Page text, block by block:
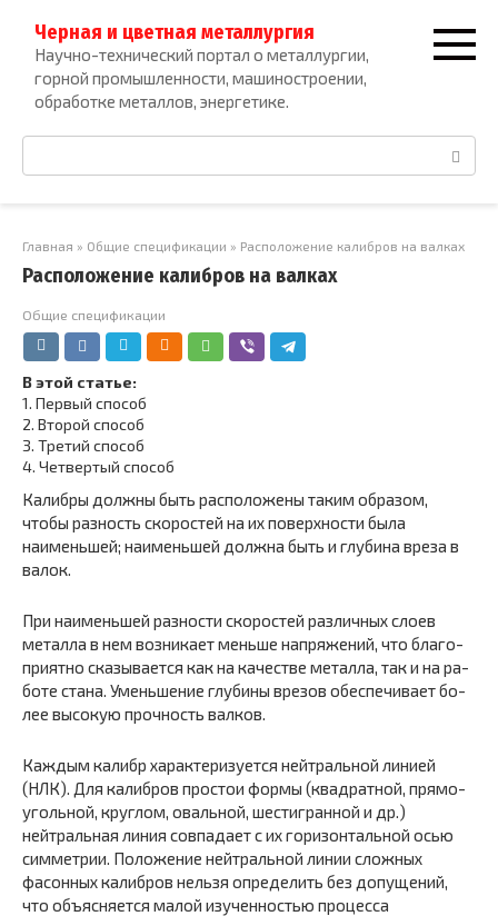
контенту
Черная и цветная металлургия
Научно-технический портал о металлургии,
горной промышленности, машиностроении,
обработке металлов, энергетике.
Поиск:
Главная » Общие спецификации » Расположение калибров на валках
Расположение калибров на валках
Общие спецификации
В этой статье:
1. Первый способ
2. Второй способ
3. Третий способ
4. Четвертый способ
Калибры должны быть расположены таким образом,
чтобы разность скоростей на их поверхности была
наименьшей; наименьшей должна быть и глубина вреза в
валок.
При наименьшей разности скоростей различных слоев
металла в нем возникает меньше напряжений, что благо­
приятно сказывается как на качестве металла, так и на ра­
боте стана. Уменьшение глубины врезов обеспечивает бо­
лее высокую прочность валков.
Каждым калибр характеризуется нейтральной линией
(НЛК). Для калибров простои формы (квадратной, прямо­
угольной, круглом, овальной, шестигранной и др.)
нейтраль­ная линия совпадает с их горизонтальной осью
симметрии. Положение нейтральной линии сложных
фасонных калиб­ров нельзя определить без допущений,
что объясняется ма­лой изученностью процесса